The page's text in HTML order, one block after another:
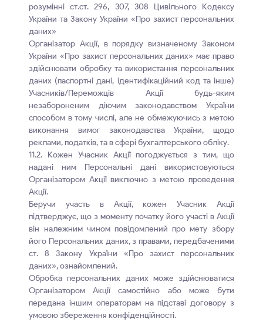
розумінні ст.ст. 296, 307, 308 Цивільного Кодексу
України та Закону України «Про захист персональних
даних»
Організатор Акції, в порядку визначеному Законом
України «Про захист персональних даних» має право
здійснювати обробку та використання персональних
даних (паспортні дані, ідентифікаційний код та інше)
Учасників/Переможців Акції будь-яким
незабороненим діючим законодавством України
способом в тому числі, але не обмежуючись з метою
виконання вимог законодавства України, щодо
реклами, податків, та в сфері бухгалтерського обліку.
11.2. Кожен Учасник Акції погоджується з тим, що
надані ним Персональні дані використовуються
Організатором Акції виключно з метою проведення
Акції.
Беручи участь в Акції, кожен Учасник Акції
підтверджує, що з моменту початку його участі в Акції
він належним чином повідомлений про мету збору
його Персональних даних, з правами, передбаченими
ст. 8 Закону України «Про захист персональних
даних», ознайомлений.
Обробка персональних даних може здійснюватися
Організатором Акції самостійно або може бути
передана іншим операторам на підставі договору з
умовою збереження конфіденційності.